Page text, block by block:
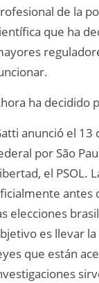
de la
que ha
ha decidido
anunció el 13
por São
el PSOL.
antes
elecciones
es llevar
que están